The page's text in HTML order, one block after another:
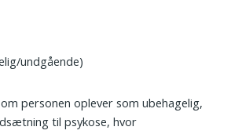
undgående)
personen oplever som ubehagelig,
til psykose, hvor